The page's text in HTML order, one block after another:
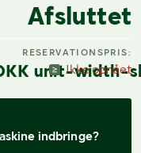
Afsluttet
unit-width-
RESERVATIONSPRIS:
Ikke opnået
indbringe?